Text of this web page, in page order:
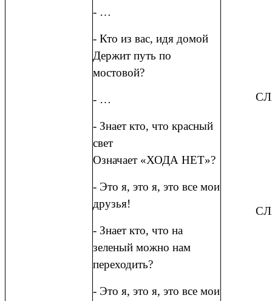
- …
- Кто из вас, идя домой
Держит путь по
мостовой?
- …
- Знает кто, что красный
свет
Означает «ХОДА НЕТ»?
- Это я, это я, это все мои
друзья!
- Знает кто, что на
зеленый можно нам
переходить?
- Это я, это я, это все мои